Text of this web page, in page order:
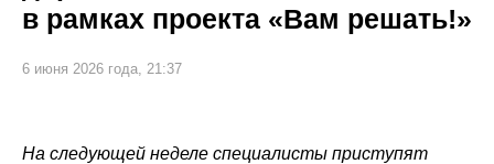
в рамках проекта «Вам решать!»
6 июня 2026 года, 21:37
На следующей неделе специалисты приступят